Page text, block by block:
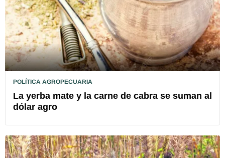
POLÍTICA AGROPECUARIA
La yerba mate y la carne de cabra se suman al
dólar agro